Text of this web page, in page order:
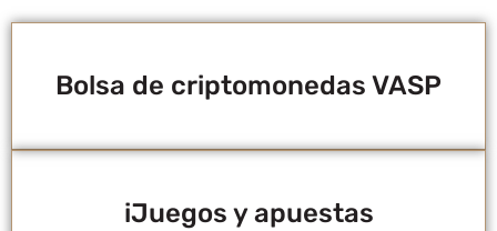
Bolsa de criptomonedas VASP
iJuegos y apuestas